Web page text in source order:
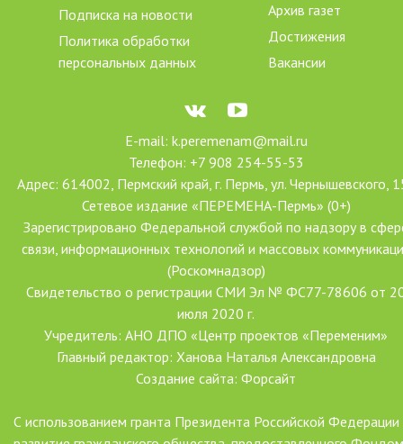
Подписка на новости
Политика обработки
персональных данных
Архив газет
Достижения
Вакансии
E-mail: k.peremenam@mail.ru
Телефон: +7 908 254-55-53
Адрес: 614002, Пермский край, г. Пермь, ул. Чернышевского,
Сетевое издание «ПЕРЕМЕНА-Пермь» (0+)
Зарегистрировано Федеральной службой по надзору в
связи, информационных технологий и массовых
(Роскомнадзор)
Свидетельство о регистрации СМИ Эл № ФС77-78606 от
июля 2020 г.
Учредитель: АНО ДПО «Центр проектов «Переменим»
Главный редактор: Ханова Наталья Александровна
Создание сайта: Форсайт
С использованием гранта Президента Российской Федерации